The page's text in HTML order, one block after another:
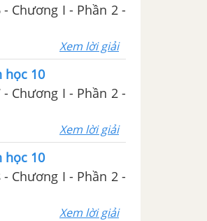
Chương I - Phần 2 -
Xem lời giải
học 10
Chương I - Phần 2 -
Xem lời giải
học 10
Chương I - Phần 2 -
Xem lời giải